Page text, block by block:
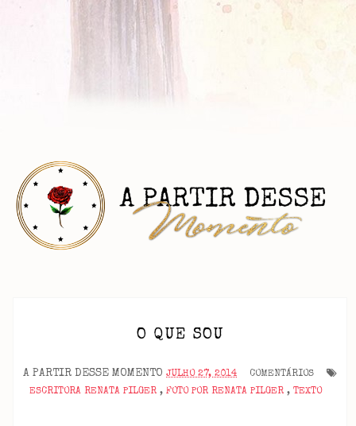
O QUE SOU
A PARTIR DESSE MOMENTO JULHO 27, 2014
COMENTÁRIOS
ESCRITORA RENATA PILGER, FOTO POR RENATA PILGER, TEXTO